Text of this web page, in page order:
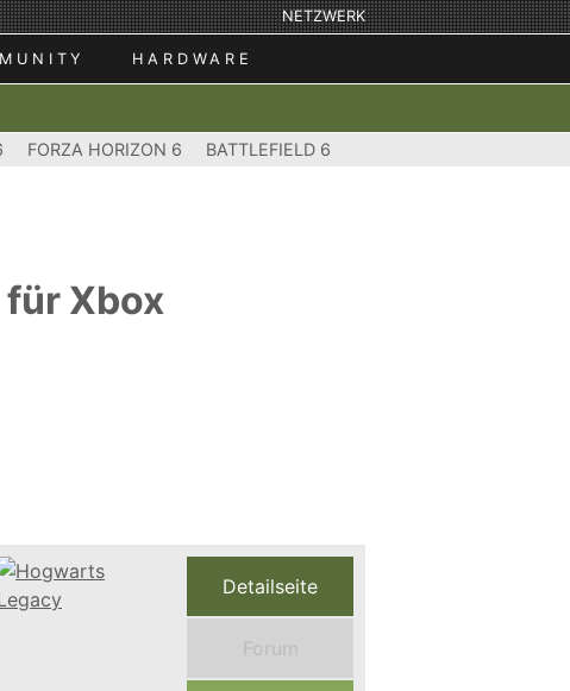
NETZWERK
HARDWARE
FORZA HORIZON 6 BATTLEFIELD 6
Xbox
Detailseite
Forum